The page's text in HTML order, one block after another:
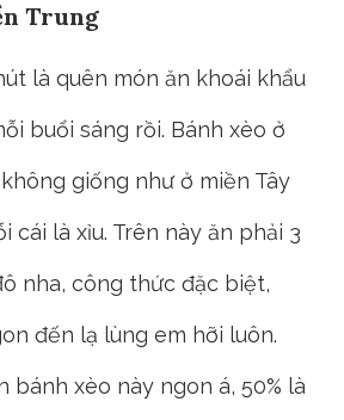
Trung
là quên món ăn khoái khẩu
buổi sáng rồi. Bánh xèo ở
giống như ở miền Tây
cái là xỉu. Trên này ăn phải 3
nha, công thức đặc biệt,
đến lạ lùng em hỡi luôn.
bánh xèo này ngon á, 50% là